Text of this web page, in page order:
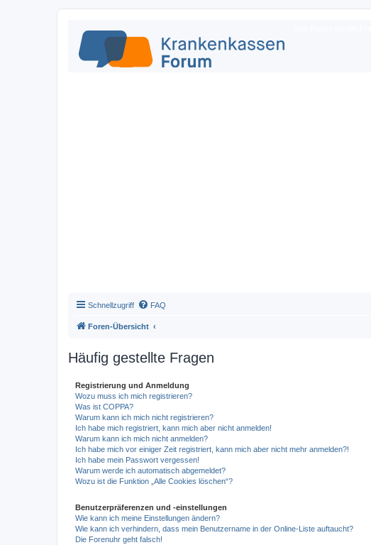
Schnellzugriff FAQ
Foren-Übersicht
Häufig gestellte Fragen
Registrierung und Anmeldung
Wozu muss ich mich registrieren?
Was ist COPPA?
Warum kann ich mich nicht registrieren?
Ich habe mich registriert, kann mich aber nicht anmelden!
Warum kann ich mich nicht anmelden?
Ich habe mich vor einiger Zeit registriert, kann mich aber nicht mehr anmelden?!
Ich habe mein Passwort vergessen!
Warum werde ich automatisch abgemeldet?
Wozu ist die Funktion „Alle Cookies löschen“?
Benutzerpräferenzen und -einstellungen
Wie kann ich meine Einstellungen ändern?
Wie kann ich verhindern, dass mein Benutzername in der Online-Liste auftaucht?
Die Forenuhr geht falsch!